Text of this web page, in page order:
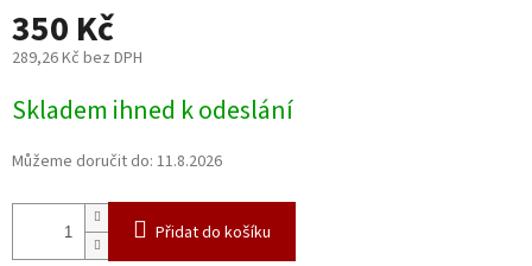
350 Kč
289,26 Kč bez DPH
cena:
Skladem ihned k odeslání
Můžeme doručit do: 11.8.2026
Přidat do košíku